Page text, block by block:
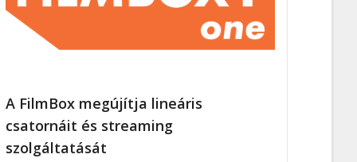
A FilmBox megújítja lineáris
csatornáit és streaming
szolgáltatását